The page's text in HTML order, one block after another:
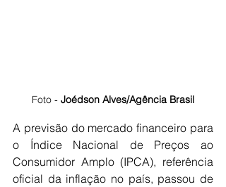
Foto - Joédson Alves/Agência Brasil
A previsão do mercado financeiro para
o Índice Nacional de Preços ao
Consumidor Amplo (IPCA), referência
oficial da inflação no país, passou de